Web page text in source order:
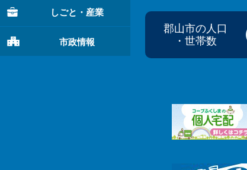
しごと・産業
市政情報
郡山市の人口
・世帯数